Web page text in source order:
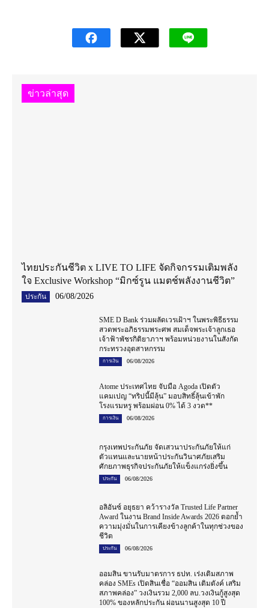
ข่าวล่าสุด
ไทยประกันชีวิต x LIVE TO LIFE จัดกิจกรรมเติมพลัง
ใจ Exclusive Workshop “มิกซ์รูน แมตช์พลังงานชีวิต”
ประกัน 06/08/2026
SME D Bank ร่วมผลัดเวรเฝ้าฯ ในพระพิธีธรรม
สวดพระอภิธรรมพระศพ สมเด็จพระเจ้าลูกเธอ
เจ้าฟ้าพัชรกิติยาภาฯ พร้อมหน่วยงานในสังกัด
กระทรวงอุตสาหกรรม
การเงิน 06/08/2026
Atome ประเทศไทย จับมือ Agoda เปิดตัว
แคมเปญ “ทริปนี้มีลุ้น” มอบสิทธิ์ลุ้นเข้าพัก
โรงแรมหรู พร้อมผ่อน 0% ได้ 3 งวด**
การเงิน 06/08/2026
กรุงเทพประกันภัย จัดเสวนาประกันภัยให้แก่
ตัวแทนและนายหน้าประกันวินาศภัยเสริม
ศักยภาพธุรกิจประกันภัยให้แข็งแกร่งยิ่งขึ้น
ประกัน 06/08/2026
อลิอันซ์ อยุธยา คว้ารางวัล Trusted Life Partner
Award ในงาน Brand Inside Awards 2026 ตอกย้ำ
ความมุ่งมั่นในการเคียงข้างลูกค้าในทุกช่วงของ
ชีวิต
ประกัน 06/08/2026
ออมสิน ขานรับมาตรการ ธปท. เร่งเติมสภาพ
คล่อง SMEs เปิดสินเชื่อ “ออมสิน เติมตังค์ เสริม
สภาพคล่อง” วงเงินรวม 2,000 ลบ.วงเงินกู้สูงสุด
100% ของหลักประกัน ผ่อนนานสูงสุด 10 ปี